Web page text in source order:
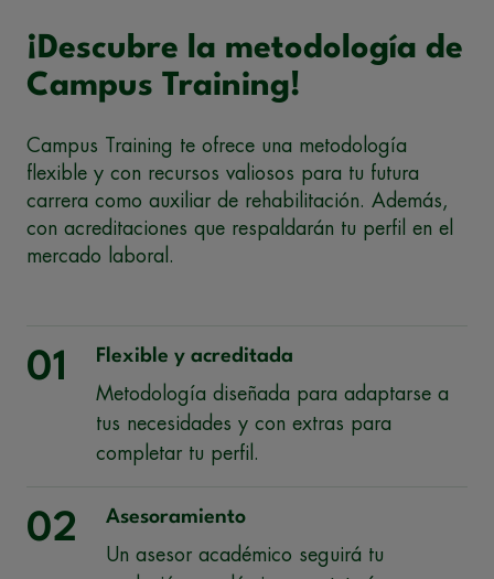
¡Descubre la metodología de
Campus Training!
Campus Training te ofrece una metodología
flexible y con recursos valiosos para tu futura
carrera como auxiliar de rehabilitación. Además,
con acreditaciones que respaldarán tu perfil en el
mercado laboral.
01
Flexible y acreditada
Metodología diseñada para adaptarse a
tus necesidades y con extras para
completar tu perfil.
02
Asesoramiento
Un asesor académico seguirá tu